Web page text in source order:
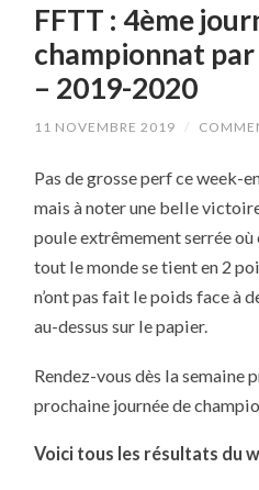
FFTT : 4ème
championnat par
– 2019-2020
11 NOVEMBRE 2019 /
Pas de grosse perf ce week-
mais à noter une belle
poule extrêmement serrée où
tout le monde se tient en 2
n’ont pas fait le poids face à
au-dessus sur le papier.
Rendez-vous dès la semaine
prochaine journée de
Voici tous les résultats du